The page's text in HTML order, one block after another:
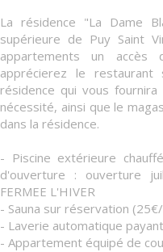
La résidence "La Dame
supérieure de Puy Saint
appartements un
apprécierez le
résidence qui vous
nécessité, ainsi que le
dans la résidence.
- Piscine extérieure
d'ouverture : ouverture
FERMEE L'HIVER
- Sauna sur réservation
- Laverie automatique
- Appartement équipé de